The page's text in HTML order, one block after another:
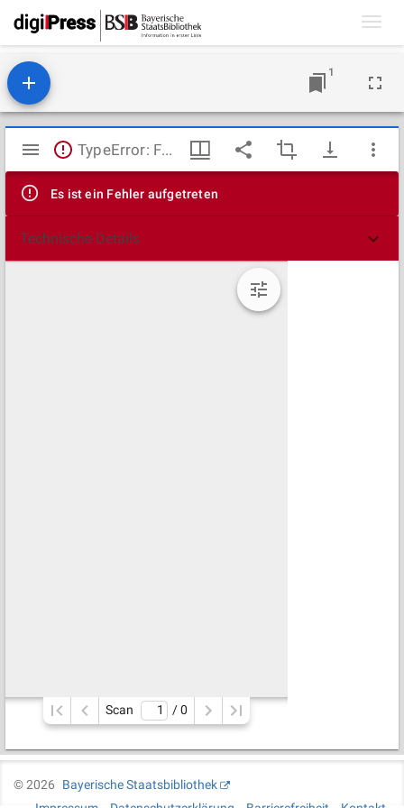
1
Mirador
Viewer
TypeError: Failed to fetch
Es ist ein Fehler aufgetreten
Technische Details
Scan / 0
©2026
Bayerische Staatsbibliothek